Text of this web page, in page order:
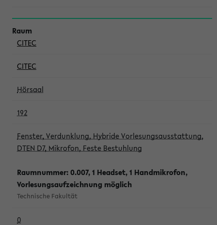
CITEC
CITEC
Hörsaal
192
Fenster, Verdunklung, Hybride Vorlesungsausstattung,
DTEN D7, Mikrofon, Feste Bestuhlung
Raumnummer: 0.007, 1 Headset, 1 Handmikrofon,
Vorlesungsaufzeichnung möglich
Technische Fakultät
0